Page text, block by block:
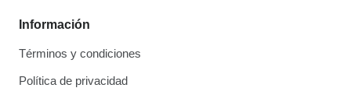
Información
Términos y condiciones
Política de privacidad